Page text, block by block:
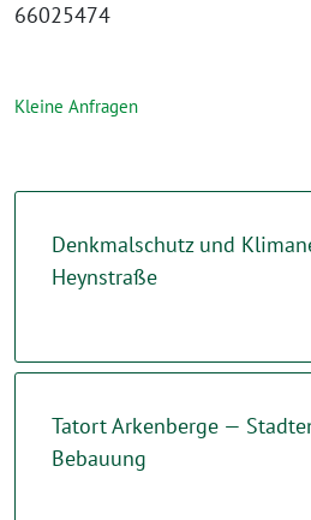
66025474
Kleine Anfragen
Denkmalschutz und
Heynstraße
Tatort Arkenberge —
Bebauung